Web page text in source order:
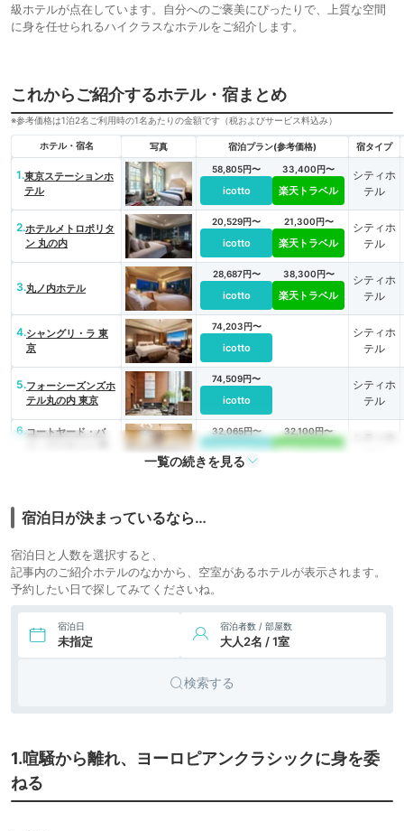
級ホテルが点在しています。自分へのご褒美にぴったりで、上質な空間
に身を任せられるハイクラスなホテルをご紹介します。
これからご紹介するホテル・宿まとめ
※参考価格は1泊2名ご利用時の1名あたりの金額です（税およびサービス料込み）
ホテル・宿名 写真 宿泊プラン(参考価格) 宿タイプ
1.東京ステーションホ
テル
58,805円〜
icotto
33,400円〜
楽天トラベル
シティホ
テル
2.ホテルメトロポリタ
ン 丸の内
20,529円〜
icotto
21,300円〜
楽天トラベル
シティホ
テル
3.丸ノ内ホテル
28,687円〜
icotto
38,300円〜
楽天トラベル
シティホ
テル
4.シャングリ・ラ 東
京
74,203円〜
icotto
シティホ
テル
5.フォーシーズンズホ
テル丸の内 東京
74,509円〜
icotto
シティホ
テル
6.コートヤード・バ
32,065円〜
icotto
32,100円〜
楽天トラベル
ンタル 東京
アマン東京
icotto
テル
icotto
東京
48,614円〜
icotto 楽天トラベル
テル
一覧の続きを見る
宿泊日が決まっているなら…
宿泊日と人数を選択すると、
記事内のご紹介ホテルのなかから、空室があるホテルが表示されます。
予約したい日で探してみてくださいね。
宿泊日
未指定
宿泊者数 / 部屋数
大人2名 / 1室
検索する
1.喧騒から離れ、ヨーロピアンクラシックに身を委
ねる